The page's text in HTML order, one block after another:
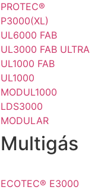
PROTEC®
P3000(XL)
UL6000 FAB
UL3000 FAB ULTRA
UL1000 FAB
UL1000
MODUL1000
LDS3000
MODULAR
Multigás
ECOTEC® E3000